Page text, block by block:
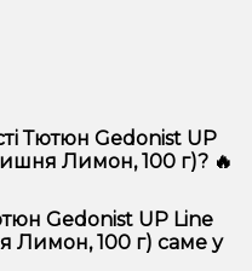
Тютюн Gedonist UP
Лимон, 100 г)? 🔥
Cherry Zest (Вишня
високою якістю,
надійністю.
Gedonist UP Line
100 г) саме у